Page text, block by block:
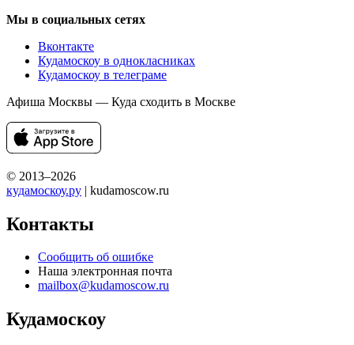
Мы в социальных сетях
Вконтакте
Кудамоскоу в однокласниках
Кудамоскоу в телеграме
Афиша Москвы — Куда сходить в Москве
© 2013–2026
кудамоскоу.ру | kudamoscow.ru
Контакты
Сообщить об ошибке
Наша электронная почта
mailbox@kudamoscow.ru
Кудамоскоу